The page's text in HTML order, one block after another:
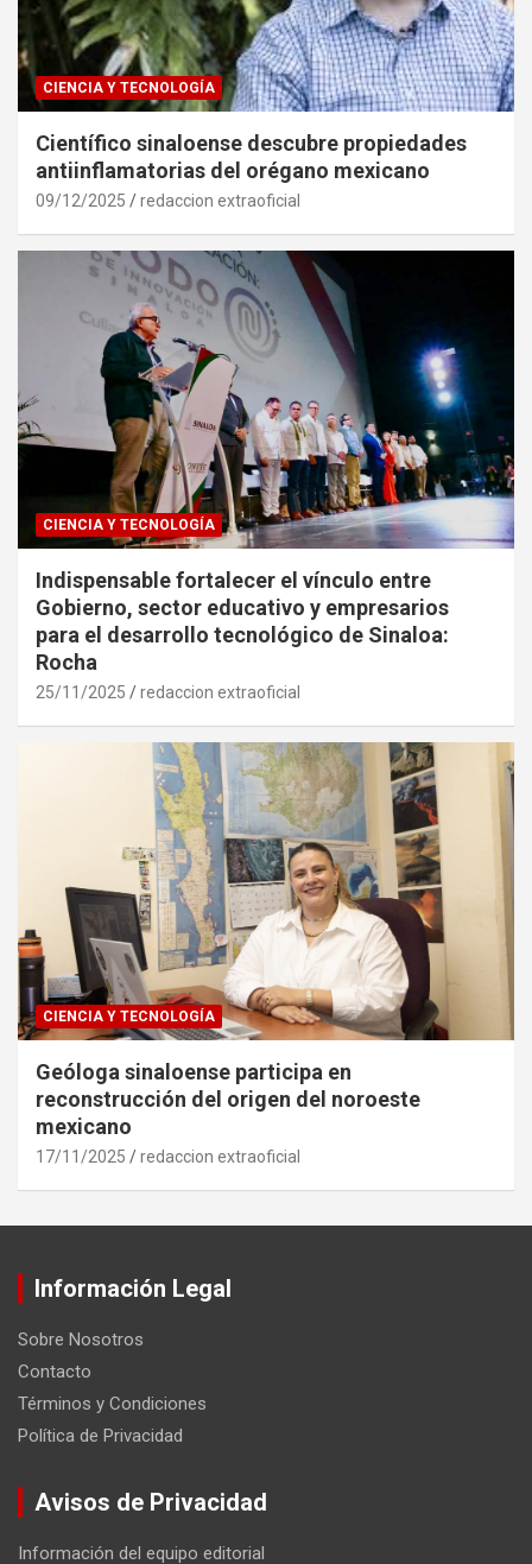
CIENCIA Y TECNOLOGÍA
Científico sinaloense descubre propiedades
antiinflamatorias del orégano mexicano
09/12/2025 redaccion extraoficial
CIENCIA Y TECNOLOGÍA
Indispensable fortalecer el vínculo entre
Gobierno, sector educativo y empresarios
para el desarrollo tecnológico de Sinaloa:
Rocha
25/11/2025 redaccion extraoficial
CIENCIA Y TECNOLOGÍA
Geóloga sinaloense participa en
reconstrucción del origen del noroeste
mexicano
17/11/2025 redaccion extraoficial
Información Legal
Sobre Nosotros
Contacto
Términos y Condiciones
Política de Privacidad
Avisos de Privacidad
Información del equipo editorial